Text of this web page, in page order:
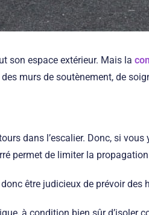
son espace extérieur. Mais la
murs de soutènement, de
dans l’escalier. Donc, si
permet de limiter la
être judicieux de prévoir